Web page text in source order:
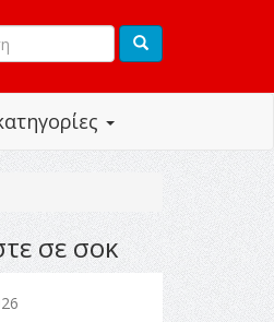
σε σοκ